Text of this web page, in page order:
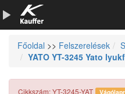
Szerszámkatalógus
Alkatrészek
Főoldal >> Felszerelések
YATO YT-3245 Yato
Cikkszám: YT-3245-YAT